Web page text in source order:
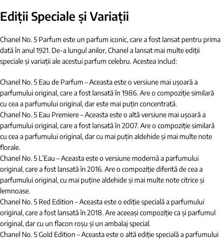
Ediții Speciale și Variații
Chanel No. 5 Parfum este un parfum iconic, care a fost lansat pentru prima
dată în anul 1921. De-a lungul anilor, Chanel a lansat mai multe ediții
speciale și variații ale acestui parfum celebru. Acestea includ:
Chanel No. 5 Eau de Parfum – Aceasta este o versiune mai ușoară a
parfumului original, care a fost lansată în 1986. Are o compoziție similară
cu cea a parfumului original, dar este mai puțin concentrată.
Chanel No. 5 Eau Premiere – Aceasta este o altă versiune mai ușoară a
parfumului original, care a fost lansată în 2007. Are o compoziție similară
cu cea a parfumului original, dar cu mai puțin aldehide și mai multe note
florale.
Chanel No. 5 L’Eau – Aceasta este o versiune modernă a parfumului
original, care a fost lansată în 2016. Are o compoziție diferită de cea a
parfumului original, cu mai puține aldehide și mai multe note citrice și
lemnoase.
Chanel No. 5 Red Edition – Aceasta este o ediție specială a parfumului
original, care a fost lansată în 2018. Are aceeași compoziție ca și parfumul
original, dar cu un flacon roșu și un ambalaj special.
Chanel No. 5 Gold Edition – Aceasta este o altă ediție specială a parfumului